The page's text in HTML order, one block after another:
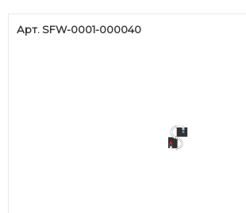
Арт. SFW-0001-000040